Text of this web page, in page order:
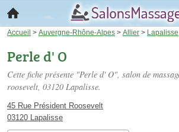
Accueil > Auvergne-Rhône-Alpes > Allier > Lapalisse
Perle d' O
Cette fiche présente "Perle d' O", salon de
roosevelt, 03120 Lapalisse.
45 Rue Président Roosevelt
03120 Lapalisse